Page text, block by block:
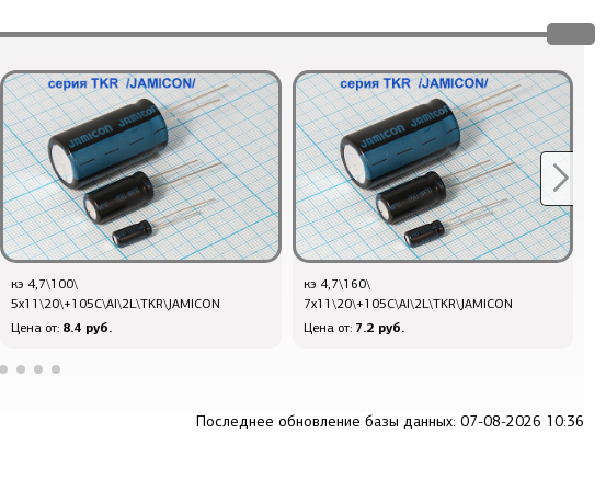
кэ 4,7\100\
5x11\20\+105C\Al\2L\TKR\JAMICON
Цена от: 8.4 руб.
кэ 4,7\160\
7x11\20\+105C\Al\2L\TKR\JAMICON
Цена от: 7.2 руб.
Последнее обновление базы данных: 07-08-2026 10:36